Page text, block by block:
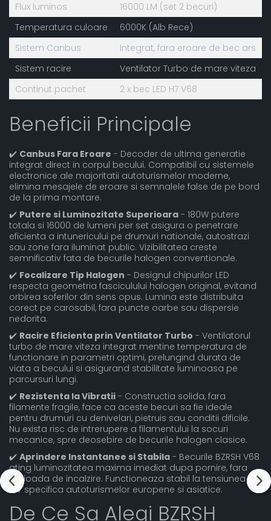
Flux luminos
16000 LM (set 2 becuri)
Temperatura culoare
6000K (Alb Rece)
Sistem Canbus
Integrat, fara eroare de bec ars
Sistem racire
Ventilator Turbo de mare viteza
Continut pachet
2 x bec LED H7 V68
Beneficii Principale
✔️ Canbus Fara Eroare - Decoder de ultima generatie
integrat direct in corpul becului. Compatibil cu sistemele
electronice ale majoritatii autoturismelor moderne,
elimina mesajele de eroare si semnalele false de pe bord
de la prima montare.
✔️ Putere si Luminozitate Superioara - 180W putere
totala si 16000 de lumeni per set asigura o penetrare
eficienta a intunericului pe drumuri nationale, autostrazi
sau zone fara iluminat public. Vizibilitatea creste
semnificativ fata de becurile halogen conventionale.
✔️ Focalizare Tip Halogen - Designul chipurilor LED
respecta geometria fasciculului halogen original, evitand
orbirea soferilor din sens opus. Lumina este distribuita
corect pe carosabil, fara puncte oarbe sau dispersie
nedorita.
✔️ Racire Eficienta prin Ventilator Turbo - Ventilatorul
turbo de mare viteza integrat mentine temperatura de
functionare in parametri optimi, prelungind durata de
viata a becului si asigurand stabilitate luminoasa pe
parcursuri lungi.
✔️ Rezistenta la Vibratii - Constructia solida, fara
filamente fragile, face ca aceste becuri sa fie ideale
pentru drumuri cu denivelari, pietruis sau conditii dificile.
Nu exista risc de intrerupere a filamentului la socuri
mecanice, spre deosebire de becurile halogen clasice.
✔️ Aprindere Instantanee si Stabila - Becurile BZRSH V68
ating luminozitatea maxima imediat dupa pornire, fara
perioada de incalzire. Functioneaza stabil la tensiunea de
12V specifica autoturismelor europene si asiatice.
De Ce Sa Alegi BZRSH